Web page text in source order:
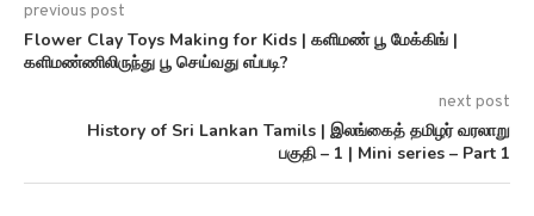
previous post
Flower Clay Toys Making for Kids | களிமண் பூ மேக்கிங் |
களிமண்ணிலிருந்து பூ செய்வது எப்படி?
next post
History of Sri Lankan Tamils | இலங்கைத் தமிழர் வரலாறு
பகுதி – 1 | Mini series – Part 1